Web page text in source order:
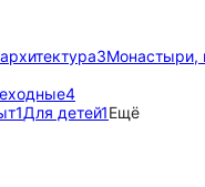
3Монастыри,
4
1Для детей1Ещё